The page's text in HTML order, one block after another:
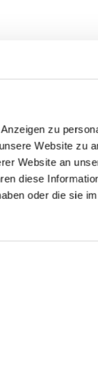
zu
Website zu
Website an
diese
oder die sie